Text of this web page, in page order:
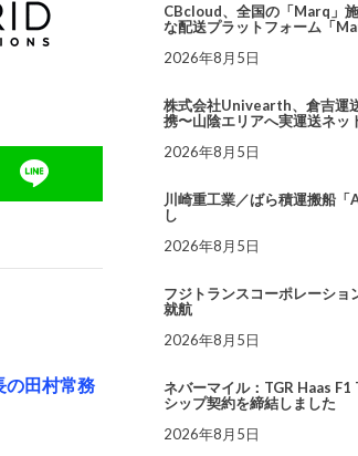
の田村常務
CBcloud、全国の「Marq」
な配送プラットフォーム「
2026年8月5日
株式会社Univearth、倉吉運
携〜山陰エリアへ実運送ネッ
2026年8月5日
川崎重工業／ばら積運搬船「
し
2026年8月5日
フジトランスコーポレーショ
就航
2026年8月5日
ネバーマイル：TGR Haas F1
シップ契約を締結しました
2026年8月5日